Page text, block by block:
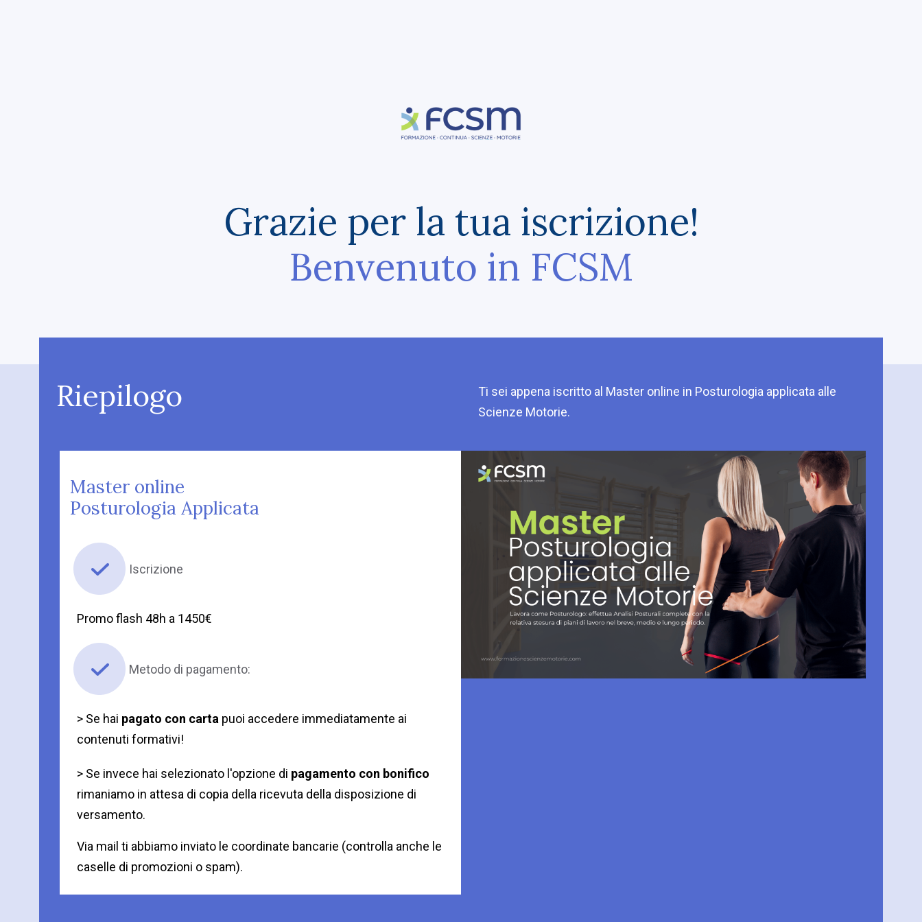
Grazie per la tua iscrizione!
Benvenuto in FCSM
Riepilogo
Ti sei appena iscritto al Master online in Posturologia applicata alle
Scienze Motorie.
Master online
Posturologia Applicata
Iscrizione
Promo flash 48h a 1450€
Metodo di pagamento:
> Se hai pagato con carta puoi accedere immediatamente ai
contenuti formativi!
> Se invece hai selezionato l'opzione di pagamento con bonifico
rimaniamo in attesa di copia della ricevuta della disposizione di
versamento.
Via mail ti abbiamo inviato le coordinate bancarie (controlla anche le
caselle di promozioni o spam).